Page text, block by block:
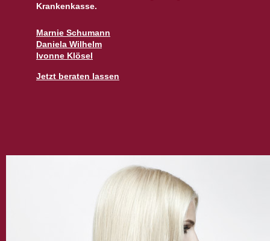
Krankenkasse.
Marnie Schumann
Daniela Wilhelm
Ivonne Klösel
Jetzt beraten lassen